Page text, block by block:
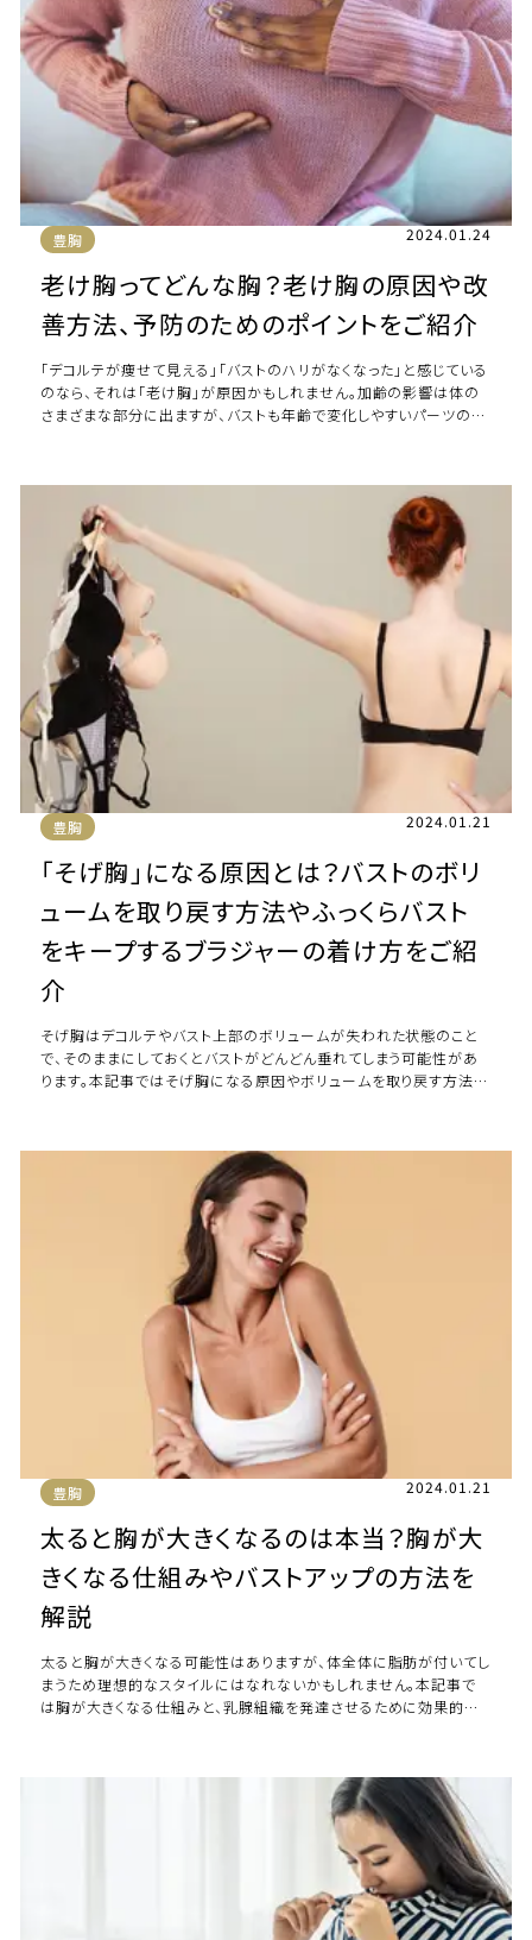
豊胸 2024.01.24
老け胸ってどんな胸？老け胸の原因や改
善方法、予防のためのポイントをご紹介
「デコルテが痩せて見える」「バストのハリがなくなった」と感じている
のなら、それは「老け胸」が原因かもしれません。加齢の影響は体の
さまざまな部分に出ますが、バストも年齢で変化しやすいパーツの一
豊胸 2024.01.21
「そげ胸」になる原因とは？バストのボリ
ュームを取り戻す方法やふっくらバスト
をキープするブラジャーの着け方をご紹
介
そげ胸はデコルテやバスト上部のボリュームが失われた状態のこと
で、そのままにしておくとバストがどんどん垂れてしまう可能性があ
ります。本記事ではそげ胸になる原因やボリュームを取り戻す方法、
豊胸 2024.01.21
太ると胸が大きくなるのは本当？胸が大
きくなる仕組みやバストアップの方法を
解説
太ると胸が大きくなる可能性はありますが、体全体に脂肪が付いてし
まうため理想的なスタイルにはなれないかもしれません。本記事で
は胸が大きくなる仕組みと、乳腺組織を発達させるために効果的な